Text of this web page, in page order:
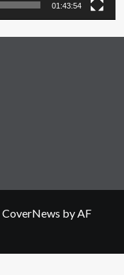
01:43:54
CoverNews by AF